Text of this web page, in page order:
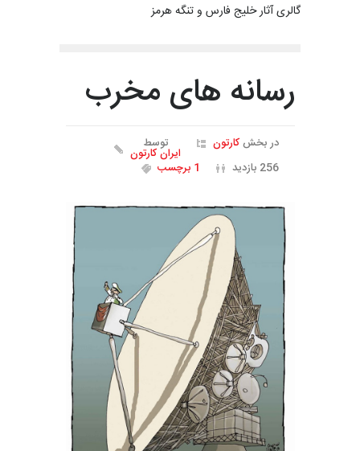
گالری آثار خلیج فارس و تنگه هرمز
رسانه های مخرب
در بخشکارتون توسط
ایران کارتون
256 بازدید
1 برچسب